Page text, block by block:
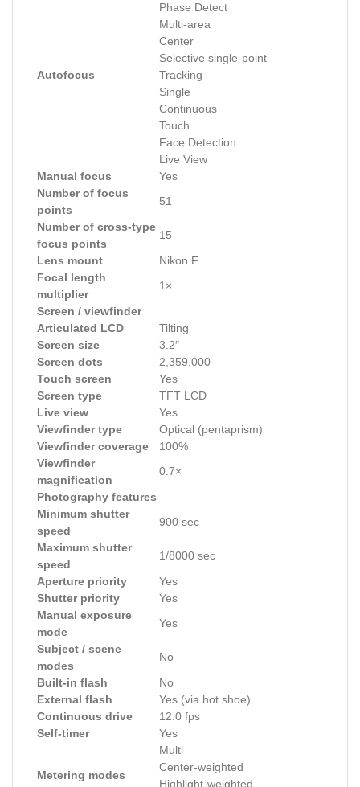
Autofocus
Phase Detect
Multi-area
Center
Selective single-point
Tracking
Single
Continuous
Touch
Face Detection
Live View
Manual focus
Yes
Number of focus
points
51
Number of cross-type
focus points
15
Lens mount
Nikon F
Focal length
multiplier
1×
Screen / viewfinder
Articulated LCD
Tilting
Screen size
3.2″
Screen dots
2,359,000
Touch screen
Yes
Screen type
TFT LCD
Live view
Yes
Viewfinder type
Optical (pentaprism)
Viewfinder coverage
100%
Viewfinder
magnification
0.7×
Photography features
Minimum shutter
speed
900 sec
Maximum shutter
speed
1/8000 sec
Aperture priority
Yes
Shutter priority
Yes
Manual exposure
mode
Yes
Subject / scene
modes
No
Built-in flash
No
External flash
Yes (via hot shoe)
Continuous drive
12.0 fps
Self-timer
Yes
Metering modes
Multi
Center-weighted
Highlight-weighted